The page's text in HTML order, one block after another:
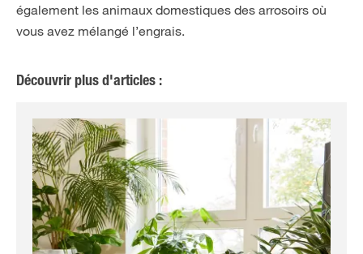
également les animaux domestiques des arrosoirs où
vous avez mélangé l’engrais.
Découvrir plus d'articles :